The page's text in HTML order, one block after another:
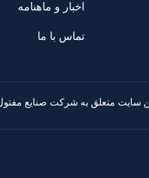
اخبار و ماهنامه
تماس با ما